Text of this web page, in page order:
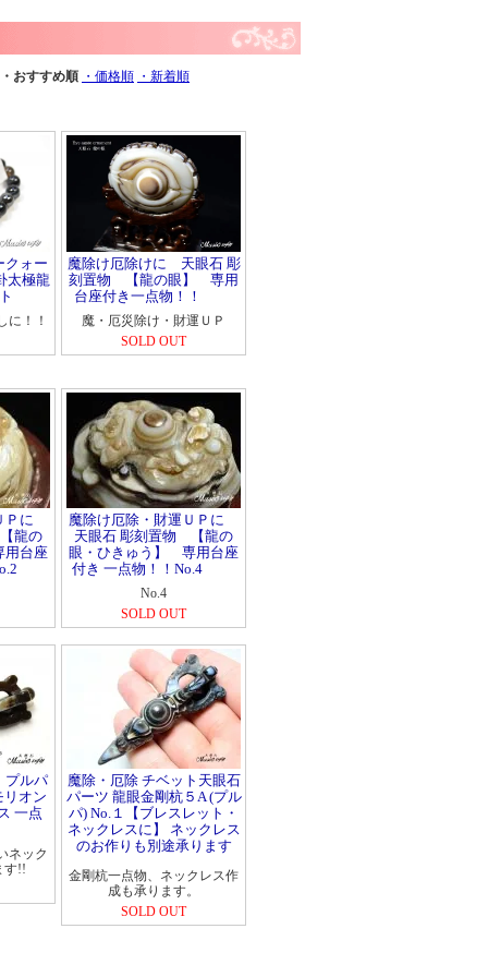
・おすすめ順 ・価格順 ・新着順
クォー
太極龍
に！！
魔除け厄除けに 天眼石 彫
刻置物 【龍の眼】 専用
台座付き一点物！！
魔・厄災除け・財運ＵＰ
SOLD OUT
Ｐに
龍の
台座
魔除け厄除・財運ＵＰに
天眼石 彫刻置物 【龍の
眼・ひきゅう】 専用台座
付き 一点物！！No.4
No.4
SOLD OUT
ルパ
リオン
一点
ネック
す!!
魔除・厄除 チベット天眼石
パーツ 龍眼金剛杭５A (プル
パ) No.１【ブレスレット・
ネックレスに】 ネックレス
のお作りも別途承ります
金剛杭一点物、ネックレス作
成も承ります。
SOLD OUT